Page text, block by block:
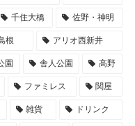
千住大橋 佐野・神明
根 アリオ西新井
園 舎人公園 高野
ファミレス 関屋
雑貨 ドリンク